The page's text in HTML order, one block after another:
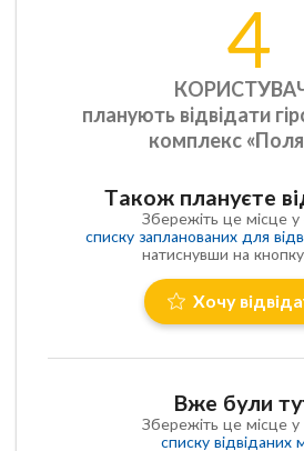
4
планують відвідати
комплекс
Також плануєте
Збережіть це місце у
списку запланованих для
натиснувши на
Хочу
Вже були
Збережіть це місце у
списку відвіданих